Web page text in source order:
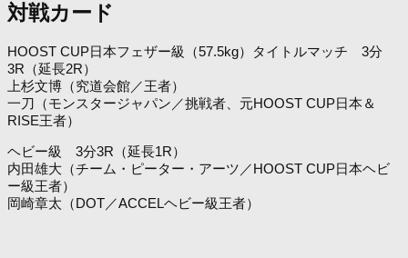
対戦カード
HOOST CUP日本フェザー級（57.5kg）タイトルマッチ 3分
3R（延長2R）
上杉文博（究道会館／王者）
一刀（モンスタージャパン／挑戦者、元HOOST CUP日本＆
RISE王者）
ヘビー級 3分3R（延長1R）
内田雄大（チーム・ピーター・アーツ／HOOST CUP日本ヘビ
ー級王者）
岡崎章太（DOT／ACCELヘビー級王者）